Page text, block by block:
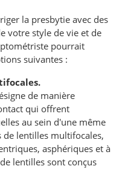
la presbytie avec des
votre style de vie et de
pourrait
suivantes :
de manière
qui offrent
au sein d'une même
de lentilles multifocales,
asphériques et à
lentilles sont conçus